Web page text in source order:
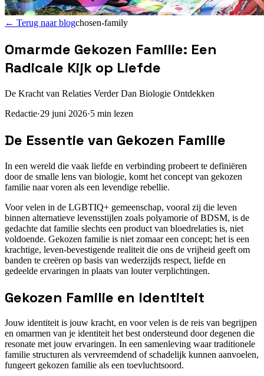
← Terug naar blogchosen-family
Omarmde Gekozen Familie: Een
Radicale Kijk op Liefde
De Kracht van Relaties Verder Dan Biologie Ontdekken
Redactie·29 juni 2026·5 min lezen
De Essentie van Gekozen Familie
In een wereld die vaak liefde en verbinding probeert te definiëren
door de smalle lens van biologie, komt het concept van gekozen
familie naar voren als een levendige rebellie.
Voor velen in de LGBTIQ+ gemeenschap, vooral zij die leven
binnen alternatieve levensstijlen zoals polyamorie of BDSM, is de
gedachte dat familie slechts een product van bloedrelaties is, niet
voldoende. Gekozen familie is niet zomaar een concept; het is een
krachtige, leven-bevestigende realiteit die ons de vrijheid geeft om
banden te creëren op basis van wederzijds respect, liefde en
gedeelde ervaringen in plaats van louter verplichtingen.
Gekozen Familie en Identiteit
Jouw identiteit is jouw kracht, en voor velen is de reis van begrijpen
en omarmen van je identiteit het best ondersteund door degenen die
resonate met jouw ervaringen. In een samenleving waar traditionele
familie structuren als vervreemdend of schadelijk kunnen aanvoelen,
fungeert gekozen familie als een toevluchtsoord.